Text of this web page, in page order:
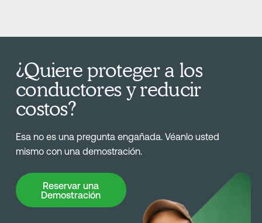
¿Quiere proteger a los
conductores y reducir
costos?
Esa no es una pregunta engañada. Véanlo usted
mismo con una demostración.
Reservar una
Demostración
Reservar una Demostración